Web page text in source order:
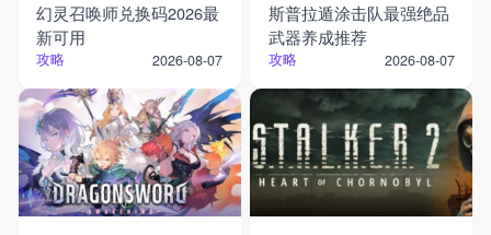
幻灵召唤师兑换码2026最
新可用
攻略 2026-08-07
斯普拉遁涂击队最强绝品
武器养成推荐
攻略 2026-08-07